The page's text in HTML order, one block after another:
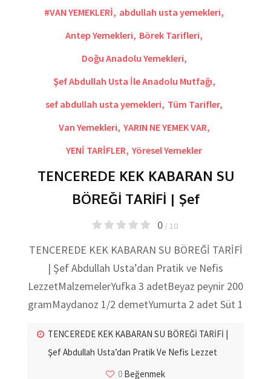
#VAN YEMEKLERİ, abdullah usta yemekleri,
Antep Yemekleri, Börek Tarifleri,
Doğu Anadolu Yemekleri,
Şef Abdullah Usta İle Anadolu Mutfağı,
sef abdullah usta yemekleri, Tüm Tarifler,
Van Yemekleri, YARIN NE YEMEK VAR,
YENİ TARİFLER, Yöresel Yemekler
TENCEREDE KEK KABARAN SU
BÖREĞİ TARİFİ | Şef
0/ 10
TENCEREDE KEK KABARAN SU BÖREĞİ TARİFİ
| Şef Abdullah Usta’dan Pratik ve Nefis
LezzetMalzemelerYufka 3 adetBeyaz peynir 200
gramMaydanoz 1/2 demetYumurta 2 adet Süt 1
TENCEREDE KEK KABARAN SU BÖREĞİ TARİFİ |
Şef Abdullah Usta’dan Pratik Ve Nefis Lezzet
0 Beğenmek